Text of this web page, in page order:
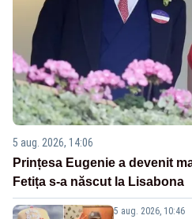
5 aug. 2026, 14:06
Prințesa Eugenie a devenit
Fetița s-a născut la Lisabona
5 aug. 2026, 10:46